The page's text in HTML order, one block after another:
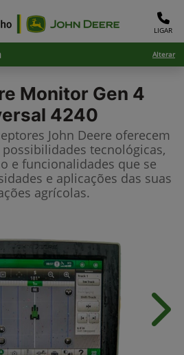
LIGAR
Alterar
Monitor Gen 4
4240
John Deere oferecem
tecnológicas,
e funcionalidades que se
e aplicações das suas
agrícolas.